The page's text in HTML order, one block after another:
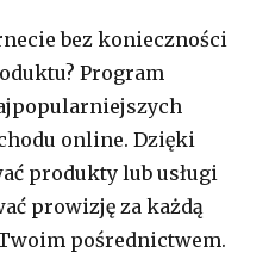
bez konieczności
Program
online. Dzięki
produkty lub usługi
prowizję za każdą
pośrednictwem.